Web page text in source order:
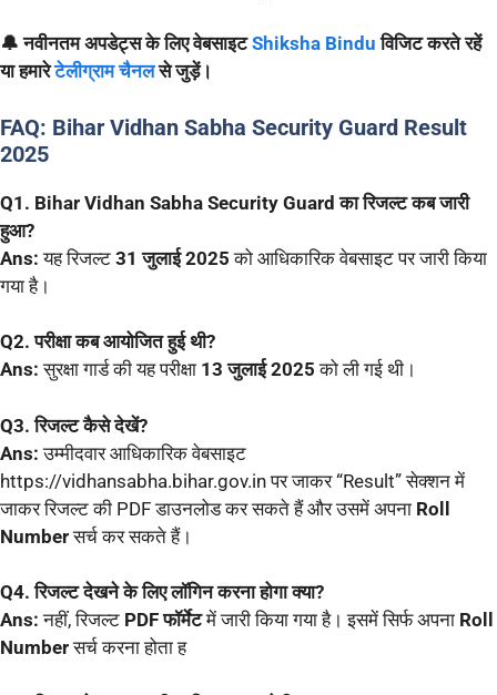
🔔 नवीनतम अपडेट्स के लिए वेबसाइटShiksha Bindu विजिट करते रहें
या हमारेटेलीग्राम चैनल से जुड़ें।
FAQ: Bihar Vidhan Sabha Security Guard Result
2025
Q1. Bihar Vidhan Sabha Security Guard का रिजल्ट कब जारी
हुआ?
Ans: यह रिजल्ट 31 जुलाई 2025 को आधिकारिक वेबसाइट पर जारी किया
गया है।
Q2. परीक्षा कब आयोजित हुई थी?
Ans: सुरक्षा गार्ड की यह परीक्षा 13 जुलाई 2025 को ली गई थी।
Q3. रिजल्ट कैसे देखें?
Ans: उम्मीदवार आधिकारिक वेबसाइट
https://vidhansabha.bihar.gov.in पर जाकर “Result” सेक्शन में
जाकर रिजल्ट की PDF डाउनलोड कर सकते हैं और उसमें अपना Roll
Numberसर्च कर सकते हैं।
Q4. रिजल्ट देखने के लिए लॉगिन करना होगा क्या?
Ans: नहीं, रिजल्ट PDF फॉर्मेटमें जारी किया गया है। इसमें सिर्फ अपना Roll
Numberसर्च करना होता ह